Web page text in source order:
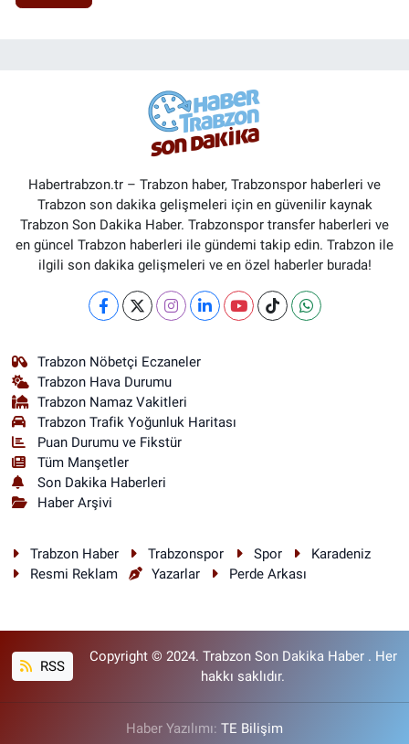
Habertrabzon.tr – Trabzon haber, Trabzonspor haberleri ve
Trabzon son dakika gelişmeleri için en güvenilir kaynak
Trabzon Son Dakika Haber. Trabzonspor transfer haberleri ve
en güncel Trabzon haberleri ile gündemi takip edin. Trabzon ile
ilgili son dakika gelişmeleri ve en özel haberler burada!
Trabzon Nöbetçi Eczaneler
Trabzon Hava Durumu
Trabzon Namaz Vakitleri
Trabzon Trafik Yoğunluk Haritası
Puan Durumu ve Fikstür
Tüm Manşetler
Son Dakika Haberleri
Haber Arşivi
Trabzon Haber Trabzonspor Spor
Karadeniz
Resmi Reklam
Yazarlar Perde Arkası
RSS
Copyright © 2024. Trabzon Son Dakika Haber . Her
hakkı saklıdır.
Haber Yazılımı: TE Bilişim